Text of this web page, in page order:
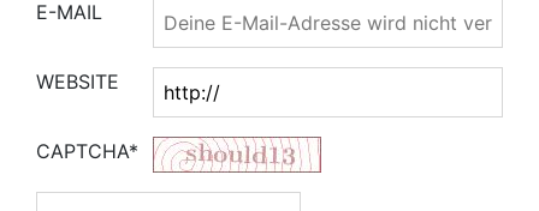
E-MAIL
WEBSITE
CAPTCHA*